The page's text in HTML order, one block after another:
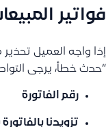
فواتير
إذا واجه العميل تحذير
“حدث خطأ، يرجى
رقم الفاتورة